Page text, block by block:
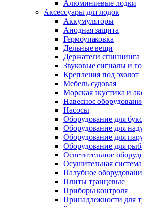
Алюминиевые лодки
Аксессуары для лодок
Аккумуляторы
Анодная защита
Гермоупаковка
Дельные вещи
Держатели спиннинга
Звуковые сигналы и
Крепления под эхолот
Мебель судовая
Морская акустика и
Навесное
Насосы
Оборудование для
Оборудование для
Оборудование для
Оборудование для
Осветительное
Осушительная система
Палубное
Плиты транцевые
Приборы контроля
Принадлежности для